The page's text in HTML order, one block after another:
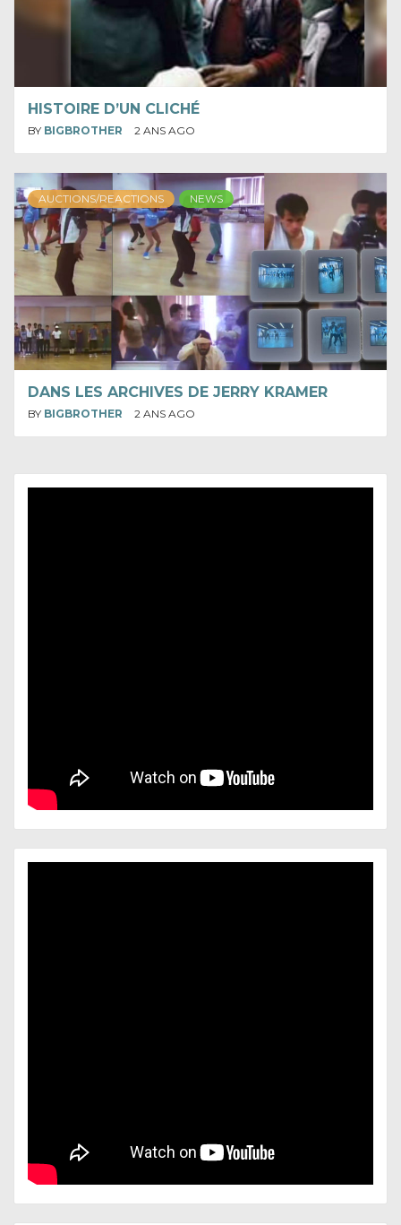
HISTOIRE D’UN CLICHÉ
BY BIGBROTHER 2 ANS AGO
AUCTIONS/REACTIONS NEWS
DANS LES ARCHIVES DE JERRY KRAMER
BY BIGBROTHER 2 ANS AGO